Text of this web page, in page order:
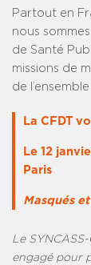
Partout en
nous
de Santé
missions de
de
La CFDT
Le 12
Paris
Masqués
Le
engagé pour